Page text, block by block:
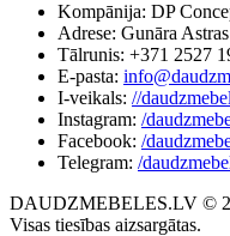
Kompānija: DP
Adrese: Gunāra
Tālrunis: +371 2527
E-pasta:
I-veikals: //
Instagram: /
Facebook: /
Telegram: /
DAUDZMEBELES.LV ©
Visas tiesības aizsargātas.